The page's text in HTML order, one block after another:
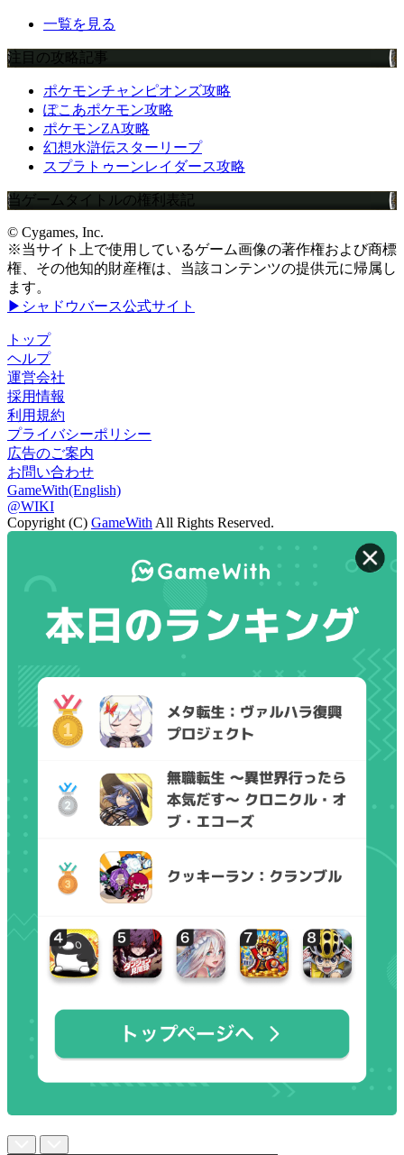
一覧を見る
注目の攻略記事
ポケモンチャンピオンズ攻略
ぽこあポケモン攻略
ポケモンZA攻略
幻想水滸伝スターリープ
スプラトゥーンレイダース攻略
当ゲームタイトルの権利表記
© Cygames, Inc.
※当サイト上で使用しているゲーム画像の著作権および商標
権、その他知的財産権は、当該コンテンツの提供元に帰属し
ます。
▶シャドウバース公式サイト
トップ
ヘルプ
運営会社
採用情報
利用規約
プライバシーポリシー
広告のご案内
お問い合わせ
GameWith(English)
@WIKI
Copyright (C) GameWith All Rights Reserved.